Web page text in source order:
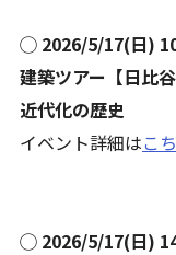
◯ 2026/5/17(日)
建築ツアー【日比
近代化の歴史
イベント詳細はこ
◯ 2026/5/17(日)